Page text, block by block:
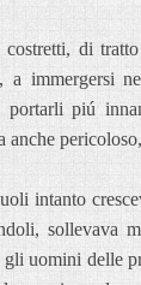
costretti, di
a immergersi
piú
anche
intanto
sollevava
uomini delle